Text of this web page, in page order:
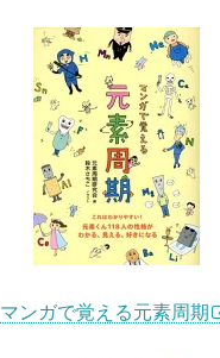
マンガで覚える元素周期